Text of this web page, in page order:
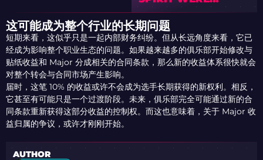
REMOVED FROM
ESL’S CLUB
PROGRAM FOR 2026
这可能成为整个行业的长期问题
短期来看，这似乎只是一起内部财务纠纷。但从长远角度来看，它已
经成为影响整个职业生态的问题。如果越来越多的俱乐部开始修改与
贴纸收益和 Major 分成相关的合同条款，那么新的收益体系很快就会
对整个转会与合同市场产生影响。
届时，这笔 10% 的收益或许不会成为选手长期获得的新权利。相反，
它甚至有可能只是一个过渡阶段。未来，俱乐部完全可能通过新的合
同条款重新获得这部分收益的控制权。而这也意味着，关于 Major 收
益归属的争议，或许才刚刚开始。
AUTHOR